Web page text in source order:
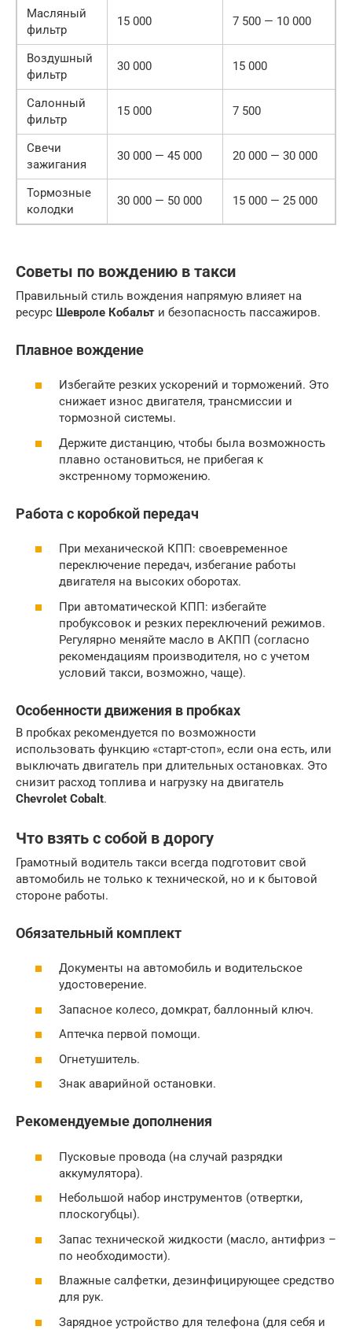
Масляный
фильтр
15 000 7 500 — 10 000
Воздушный
фильтр
30 000 15 000
Салонный
фильтр
15 000 7 500
Свечи
зажигания
30 000 — 45 000 20 000 — 30 000
Тормозные
колодки
30 000 — 50 000 15 000 — 25 000
Советы по вождению в такси
Правильный стиль вождения напрямую влияет на
ресурс Шевроле Кобальт и безопасность пассажиров.
Плавное вождение
Избегайте резких ускорений и торможений. Это
снижает износ двигателя, трансмиссии и
тормозной системы.
Держите дистанцию, чтобы была возможность
плавно остановиться, не прибегая к
экстренному торможению.
Работа с коробкой передач
При механической КПП: своевременное
переключение передач, избегание работы
двигателя на высоких оборотах.
При автоматической КПП: избегайте
пробуксовок и резких переключений режимов.
Регулярно меняйте масло в АКПП (согласно
рекомендациям производителя, но с учетом
условий такси, возможно, чаще).
Особенности движения в пробках
В пробках рекомендуется по возможности
использовать функцию «старт-стоп», если она есть, или
выключать двигатель при длительных остановках. Это
снизит расход топлива и нагрузку на двигатель
Chevrolet Cobalt.
Что взять с собой в дорогу
Грамотный водитель такси всегда подготовит свой
автомобиль не только к технической, но и к бытовой
стороне работы.
Обязательный комплект
Документы на автомобиль и водительское
удостоверение.
Запасное колесо, домкрат, баллонный ключ.
Аптечка первой помощи.
Огнетушитель.
Знак аварийной остановки.
Рекомендуемые дополнения
Пусковые провода (на случай разрядки
аккумулятора).
Небольшой набор инструментов (отвертки,
плоскогубцы).
Запас технической жидкости (масло, антифриз –
по необходимости).
Влажные салфетки, дезинфицирующее средство
для рук.
Зарядное устройство для телефона (для себя и